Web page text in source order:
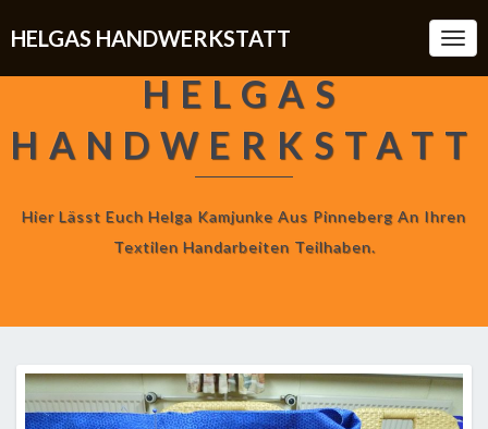
HELGAS HANDWERKSTATT
HELGAS
HANDWERKSTATT
Hier Lässt Euch Helga Kamjunke Aus Pinneberg An Ihren
Textilen Handarbeiten Teilhaben.